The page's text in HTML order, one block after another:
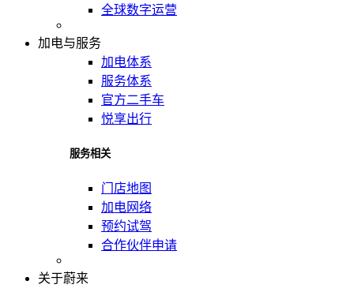
全球数字运营
加电与服务
加电体系
服务体系
官方二手车
悦享出行
服务相关
门店地图
加电网络
预约试驾
合作伙伴申请
关于蔚来